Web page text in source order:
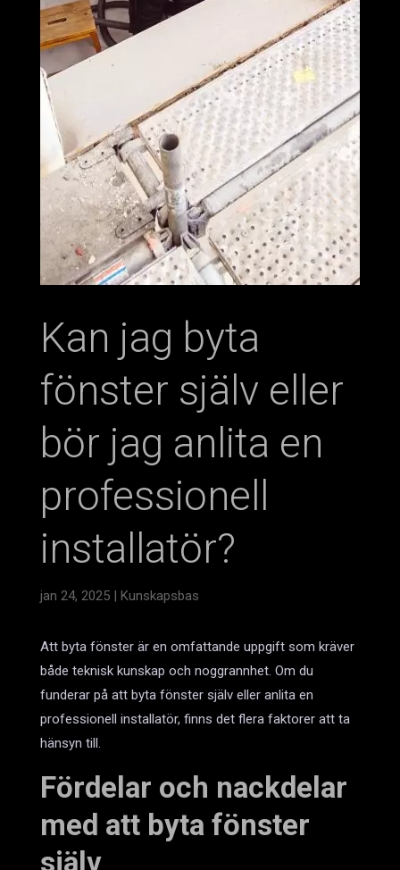
Kan jag byta
fönster själv eller
bör jag anlita en
professionell
installatör?
jan 24, 2025| Kunskapsbas
Att byta fönster är en omfattande uppgift som kräver
både teknisk kunskap och noggrannhet. Om du
funderar på att byta fönster själv eller anlita en
professionell installatör, finns det flera faktorer att ta
hänsyn till.
Fördelar och nackdelar
med att byta fönster
själv